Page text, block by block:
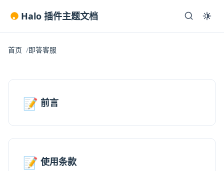
Halo 插件主题文档
首页 即答客服
📝 前言
📝 使用条款